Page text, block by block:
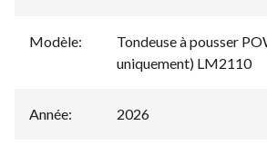
Modèle:
Tondeuse à pousser
uniquement) LM2110
Année: 2026